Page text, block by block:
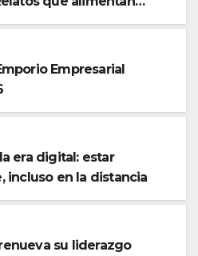
Empresarial
era digital: estar
incluso en la distancia
su liderazgo